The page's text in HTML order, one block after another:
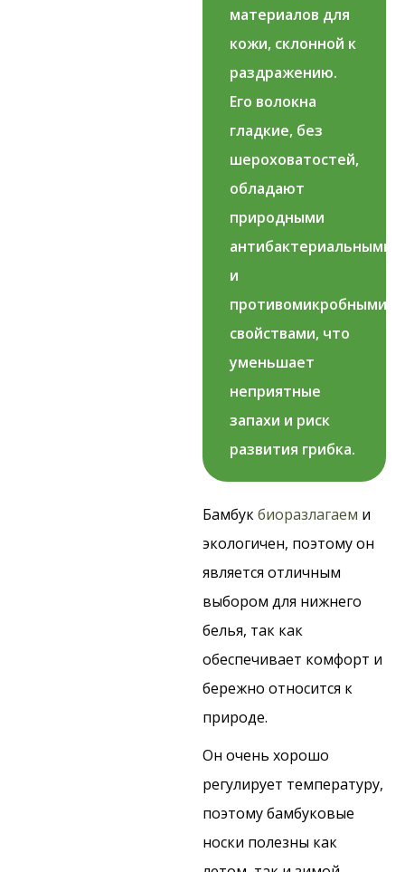
материалов для
кожи, склонной к
раздражению.
Его волокна
гладкие, без
шероховатостей,
обладают
природными
антибактериальными
и
противомикробными
свойствами, что
уменьшает
неприятные
запахи и риск
развития грибка.
Бамбукбиоразлагаем и
экологичен, поэтому он
является отличным
выбором для нижнего
белья, так как
обеспечивает комфорт и
бережно относится к
природе.
Он очень хорошо
регулирует температуру,
поэтому бамбуковые
носки полезны как